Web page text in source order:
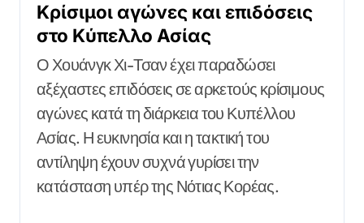
Κρίσιμοι αγώνες και επιδόσεις
στο Κύπελλο Ασίας
Ο Χουάνγκ Χι-Τσαν έχει παραδώσει
αξέχαστες επιδόσεις σε αρκετούς κρίσιμους
αγώνες κατά τη διάρκεια του Κυπέλλου
Ασίας. Η ευκινησία και η τακτική του
αντίληψη έχουν συχνά γυρίσει την
κατάσταση υπέρ της Νότιας Κορέας.